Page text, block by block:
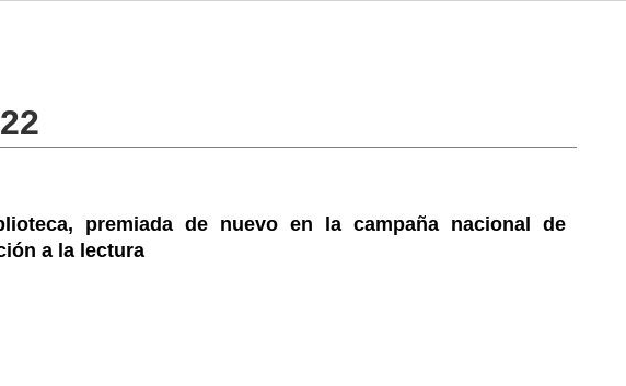
premiada de nuevo en la campaña nacional de
a la lectura